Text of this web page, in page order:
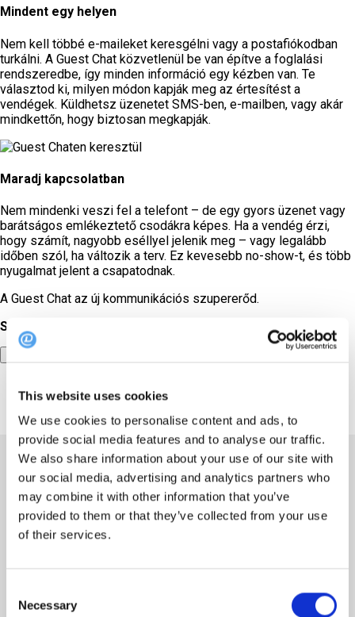
This website uses cookies
We use cookies to personalise content and ads, to
provide social media features and to analyse our traffic.
We also share information about your use of our site with
our social media, advertising and analytics partners who
may combine it with other information that you’ve
provided to them or that they’ve collected from your use
of their services.
Selection
Necessary
Mindent egy helyen
Nem kell többé e-maileket keresgélni vagy a postafiókodban
turkálni. A Guest Chat közvetlenül be van építve a foglalási
rendszeredbe, így minden információ egy kézben van. Te
választod ki, milyen módon kapják meg az értesítést a
vendégek. Küldhetsz üzenetet SMS-ben, e-mailben, vagy akár
mindkettőn, hogy biztosan megkapják.
Maradj kapcsolatban
Nem mindenki veszi fel a telefont – de egy gyors üzenet vagy
barátságos emlékeztető csodákra képes. Ha a vendég érzi,
hogy számít, nagyobb eséllyel jelenik meg – vagy legalább
időben szól, ha változik a terv. Ez kevesebb no-show-t, és több
nyugalmat jelent a csapatodnak.
A Guest Chat az új kommunikációs szupererőd.
Szóval… mire vársz még?
A rendszer
Díjcsomagok
Egy étterem